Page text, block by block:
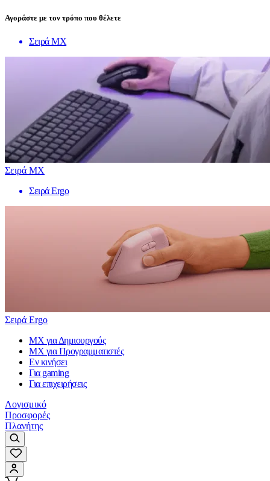
Αγοράστε με τον τρόπο που θέλετε
Σειρά MX
Σειρά MX
Σειρά Ergo
Σειρά Ergo
MX για Δημιουργούς
MX για Προγραμματιστές
Εν κινήσει
Για gaming
Για επιχειρήσεις
Λογισμικό
Προσφορές
Πλανήτης